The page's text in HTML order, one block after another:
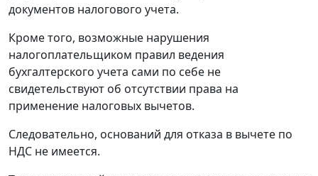
документов налогового учета.
Кроме того, возможные нарушения
налогоплательщиком правил ведения
бухгалтерского учета сами по себе не
свидетельствуют об отсутствии права на
применение налоговых вычетов.
Следовательно, оснований для отказа в вычете по
НДС не имеется.